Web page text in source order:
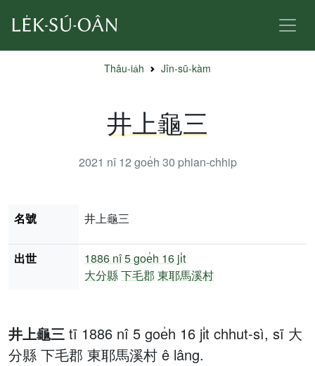
Thâu-ia̍h Jîn-sū-kàm
井上龜三
2021 nî 12 goe̍h 30 phian-chhip
井上龜三 tī 1886 nî 5 goe̍h 16 ji̍t chhut-sì, sī 大
分縣 下毛郡 東耶馬溪村 ê lâng.
名號 井上龜三
出世 1886 nî5 goe̍h 16 ji̍t
大分縣下毛郡 東耶馬溪村